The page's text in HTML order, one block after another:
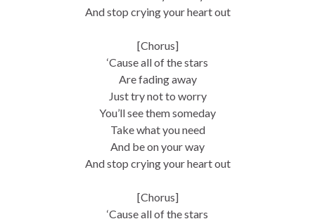
And stop crying your heart out
[Chorus]
‘Cause all of the stars
Are fading away
Just try not to worry
You’ll see them someday
Take what you need
And be on your way
And stop crying your heart out
[Chorus]
‘Cause all of the stars